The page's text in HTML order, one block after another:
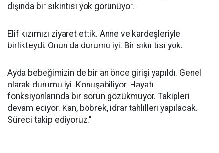
dışında bir sıkıntısı yok görünüyor.
Elif kızımızı ziyaret ettik. Anne ve kardeşleriyle
birlikteydi. Onun da durumu iyi. Bir sıkıntısı yok.
Ayda bebeğimizin de bir an önce girişi yapıldı. Genel
olarak durumu iyi. Konuşabiliyor. Hayatı
fonksiyonlarında bir sorun gözükmüyor. Takipleri
devam ediyor. Kan, böbrek, idrar tahlilleri yapılacak.
Süreci takip ediyoruz."